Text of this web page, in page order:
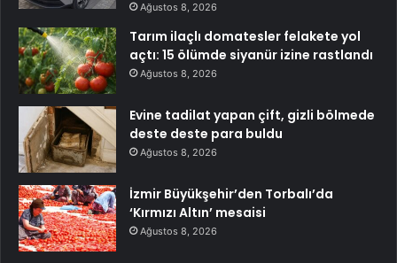
Ağustos 8, 2026
Tarım ilaçlı domatesler felakete yol
açtı: 15 ölümde siyanür izine rastlandı
Ağustos 8, 2026
Evine tadilat yapan çift, gizli bölmede
deste deste para buldu
Ağustos 8, 2026
İzmir Büyükşehir’den Torbalı’da
‘Kırmızı Altın’ mesaisi
Ağustos 8, 2026